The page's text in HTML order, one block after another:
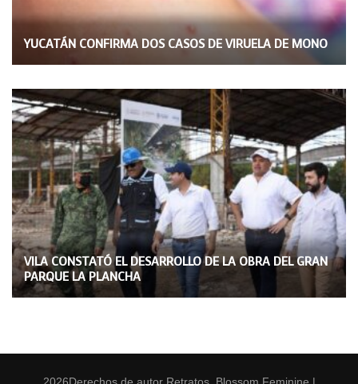
YUCATÁN CONFIRMA DOS CASOS DE VIRUELA DE MONO
VILA CONSTATÓ EL DESARROLLO DE LA OBRA DEL GRAN
PARQUE LA PLANCHA